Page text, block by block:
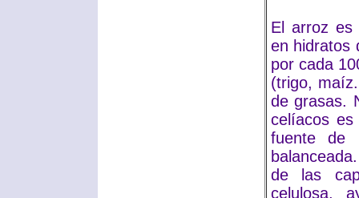
El arroz es
en hidratos
por cada
(trigo,
de grasas.
celíacos
fuente de
de las
celulosa,